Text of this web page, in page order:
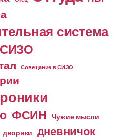
система
СИЗО
Совещание в СИЗО
ФСИН Чужие мысли
дворики дневничок